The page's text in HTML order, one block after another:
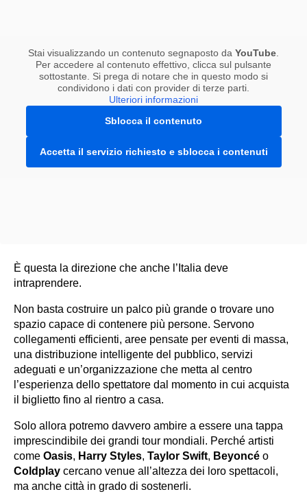
Stai visualizzando un contenuto segnaposto da YouTube
Per accedere al contenuto effettivo, clicca sul pulsante
sottostante. Si prega di notare che in questo modo si
condividono i dati con provider di terze parti.
Ulteriori informazioni
Sblocca il contenuto
Accetta il servizio richiesto e sblocca i contenuti
È questa la direzione che anche l’Italia deve
intraprendere.
Non basta costruire un palco più grande o trovare uno
spazio capace di contenere più persone. Servono
collegamenti efficienti, aree pensate per eventi di massa,
una distribuzione intelligente del pubblico, servizi
adeguati e un’organizzazione che metta al centro
l’esperienza dello spettatore dal momento in cui acquista
il biglietto fino al rientro a casa.
Solo allora potremo davvero ambire a essere una tappa
imprescindibile dei grandi tour mondiali. Perché artisti
come Oasis, Harry Styles, Taylor Swift, Beyoncé o
Coldplay cercano venue all’altezza dei loro spettacoli,
ma anche città in grado di sostenerli.